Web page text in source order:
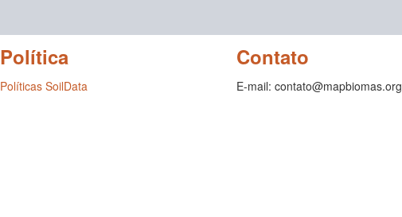
Política
Políticas SoilData
Contato
E-mail: contato@mapbiomas.org